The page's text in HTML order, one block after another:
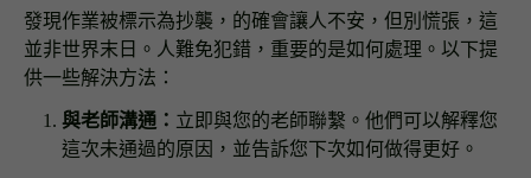
發現作業被標示為抄襲，的確會讓人不安，但別慌張，這
並非世界末日。人難免犯錯，重要的是如何處理。以下提
供一些解決方法：
與老師溝通： 立即與您的老師聯繫。他們可以解釋您
這次未通過的原因，並告訴您下次如何做得更好。